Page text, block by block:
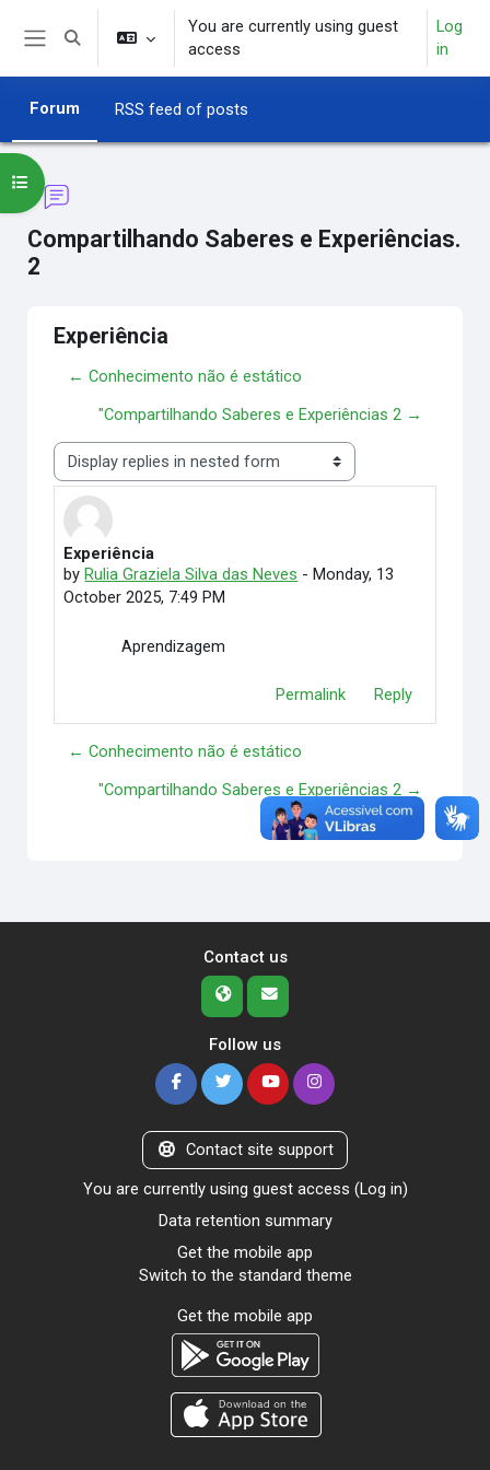
Skip to main content
Toggle search input
You are currently using guest
access
Log
in
Forum RSS feed of posts
Compartilhando Saberes e Experiências.
2
Open course index
Experiência
← Conhecimento não é estático
"Compartilhando Saberes e Experiências 2 →
Display mode
Experiência
by Rulia Graziela Silva das Neves - Monday, 13
October 2025, 7:49 PM
Number of replies: 0
Aprendizagem
Permalink Reply
← Conhecimento não é estático
"Compartilhando Saberes e Experiências 2 →
Contact us
Follow us
Contact site support
You are currently using guest access (Log in)
Data retention summary
Get the mobile app
Switch to the standard theme
Get the mobile app